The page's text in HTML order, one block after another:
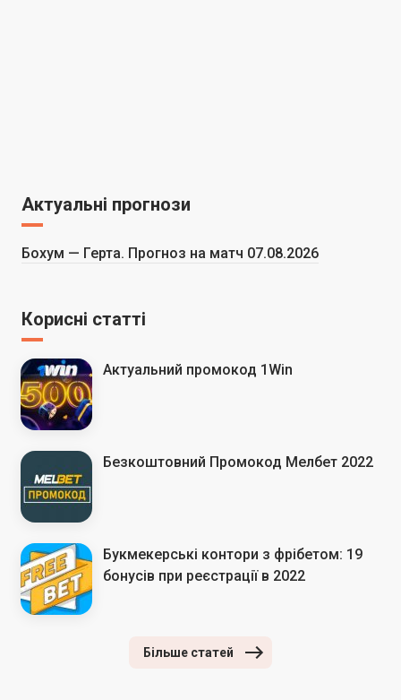
Актуальні прогнози
Бохум — Герта. Прогноз на матч 07.08.2026
Корисні статті
Актуальний промокод 1Win
Безкоштовний Промокод Мелбет 2022
Букмекерські контори з фрібетом: 19
бонусів при реєстрації в 2022
Більше статей